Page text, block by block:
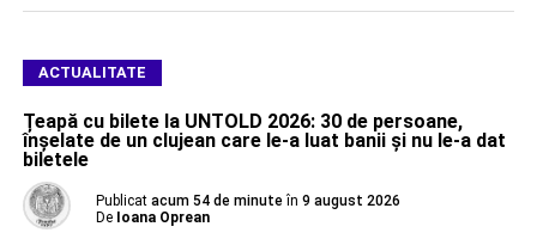
ACTUALITATE
Țeapă cu bilete la UNTOLD 2026: 30 de persoane,
înșelate de un clujean care le-a luat banii și nu le-a dat
biletele
Publicat acum 54 de minute în 9 august 2026
De Ioana Oprean